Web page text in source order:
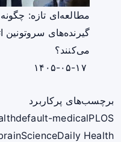
مطالعه‌ای تازه:
گیرنده‌های سروتونین
می‌کنند؟
برچسب‌های پرکاربرد
default-medicalPLOS
ScienceDaily Health